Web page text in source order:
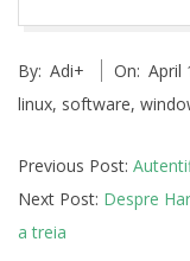
04-
01
By: Adi+ On: April
linux, software,
Previous Post:
Next Post: Despre
a treia